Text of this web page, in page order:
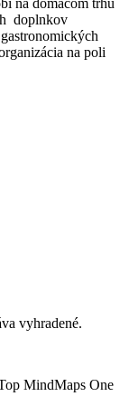
na domácom trhu
doplnkov
na poli
vyhradené.